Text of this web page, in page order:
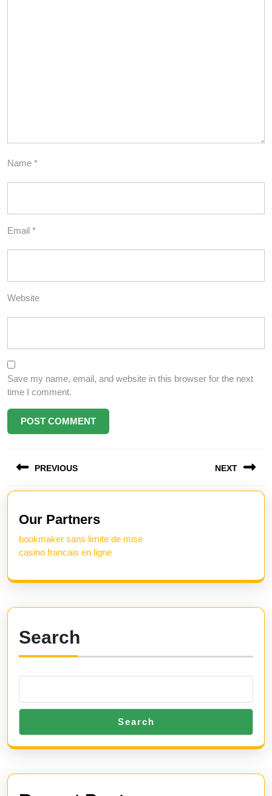
Name *
Email *
Website
Save my name, email, and website in this browser for the next
time I comment.
navigation
PREVIOUS
Previous
post:
NEXT
Our Partners
bookmaker sans limite de mise
casino francais en ligne
Search
Search